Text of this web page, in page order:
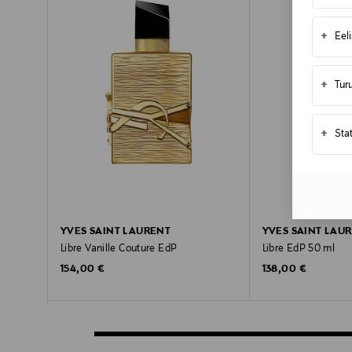
+
+
+
YVES SAINT LAURENT
Libre Vanille Couture EdP
Original Price
154,00 €
YVES SAINT
Libre EdP 50 ml
Original Price
138,00 €